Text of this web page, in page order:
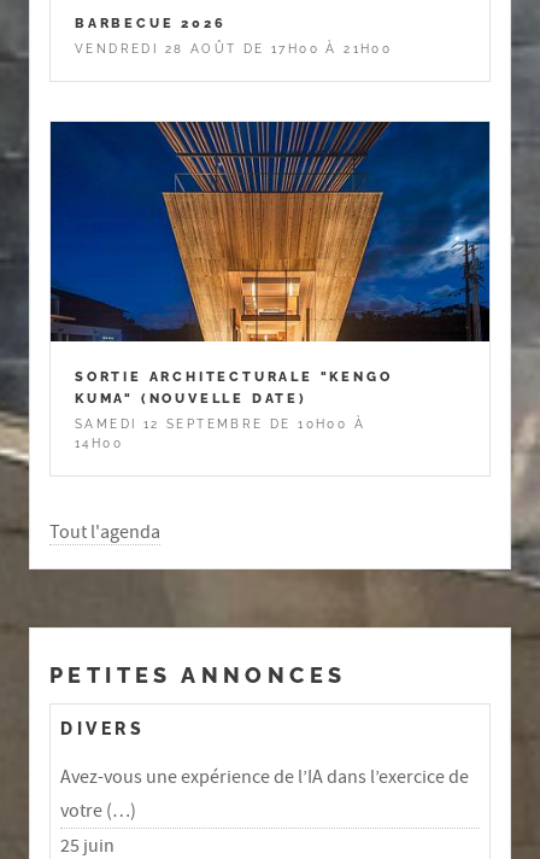
BARBECUE 2026
VENDREDI 28 AOÛT DE 17H00 À 21H00
SORTIE ARCHITECTURALE "KENGO
KUMA" (NOUVELLE DATE)
SAMEDI 12 SEPTEMBRE DE 10H00 À
14H00
Tout l'agenda
PETITES ANNONCES
DIVERS
Avez-vous une expérience de l’IA dans l’exercice de
votre (…)
25 juin